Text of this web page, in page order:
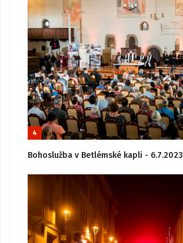
4
Bohoslužba v Betlémské kapli - 6.7.2023